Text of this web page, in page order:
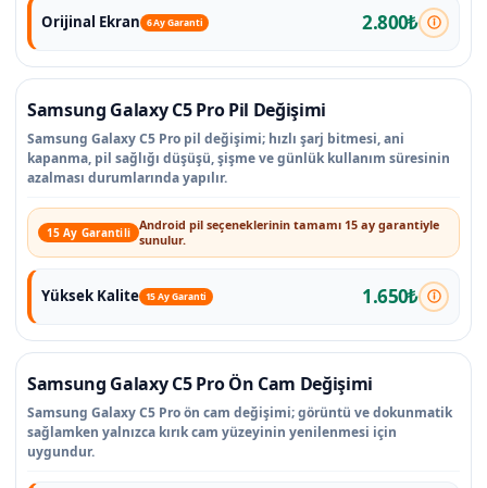
Orijinal Ekran 6 Ay Garanti 2.800₺
Samsung Galaxy C5 Pro Pil Değişimi
Samsung Galaxy C5 Pro pil değişimi; hızlı şarj bitmesi, ani
kapanma, pil sağlığı düşüşü, şişme ve günlük kullanım süresinin
azalması durumlarında yapılır.
15 Ay Garantili Android pil seçeneklerinin tamamı 15 ay garantiyle
sunulur.
Yüksek Kalite 15 Ay Garanti 1.650₺
Samsung Galaxy C5 Pro Ön Cam Değişimi
Samsung Galaxy C5 Pro ön cam değişimi; görüntü ve dokunmatik
sağlamken yalnızca kırık cam yüzeyinin yenilenmesi için
uygundur.